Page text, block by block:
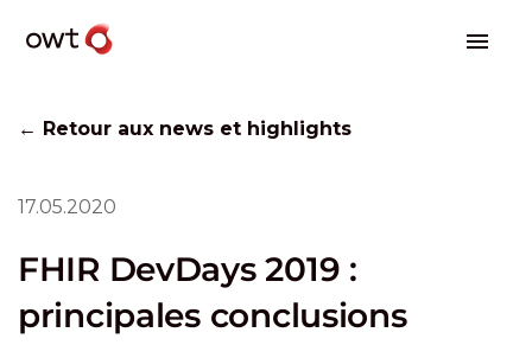
← Retour aux news et highlights
17.05.2020
FHIR DevDays 2019 :
principales conclusions